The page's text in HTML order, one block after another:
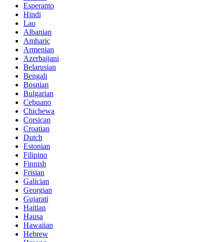
Esperanto
Hindi
Lao
Albanian
Amharic
Armenian
Azerbaijani
Belarusian
Bengali
Bosnian
Bulgarian
Cebuano
Chichewa
Corsican
Croatian
Dutch
Estonian
Filipino
Finnish
Frisian
Galician
Georgian
Gujarati
Haitian
Hausa
Hawaiian
Hebrew